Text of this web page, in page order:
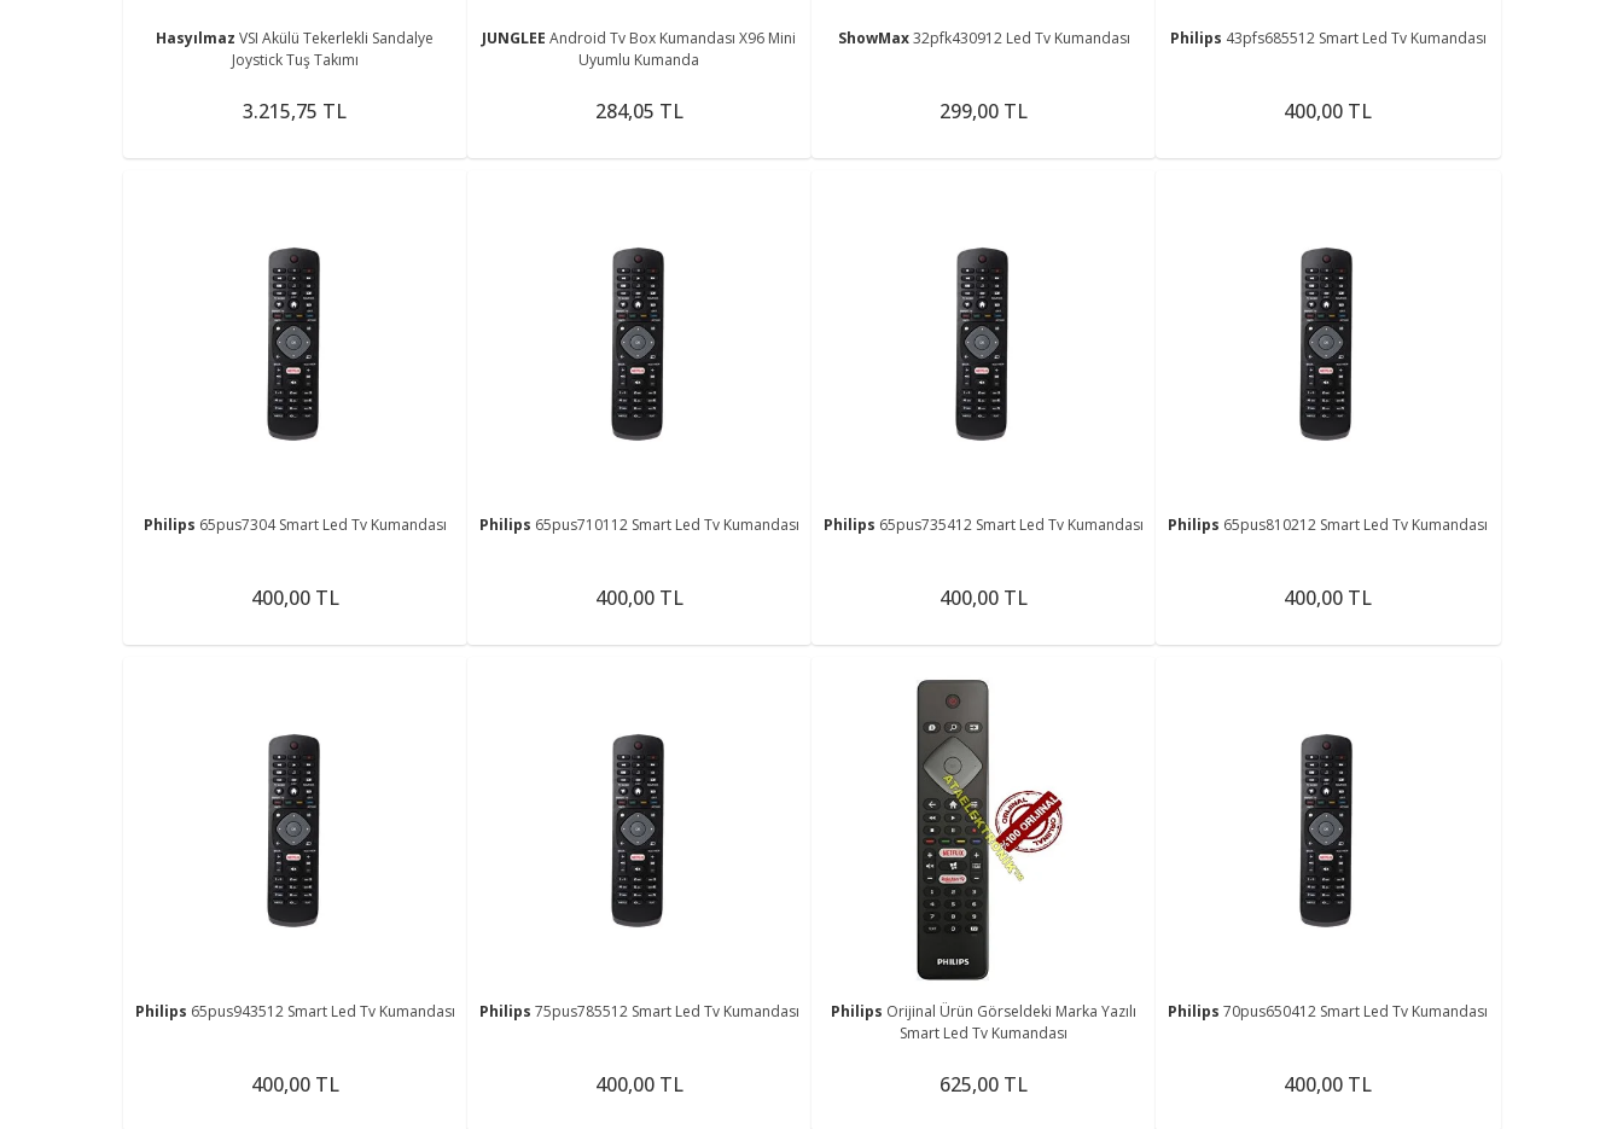
HasyılmazVSI Akülü Tekerlekli Sandalye
Joystick Tuş Takımı
3.215,75 TL
JUNGLEEAndroid Tv Box Kumandası X96 Mini
Uyumlu Kumanda
284,05 TL
ShowMax32pfk430912 Led Tv Kumandası
299,00 TL
Philips 43pfs685512 Smart Led Tv Kumandası
400,00 TL
Philips 65pus7304 Smart Led Tv Kumandası
400,00 TL
Philips 65pus710112 Smart Led Tv Kumandası
400,00 TL
Philips 65pus735412 Smart Led Tv Kumandası
400,00 TL
Philips 65pus810212 Smart Led Tv Kumandası
400,00 TL
Philips 65pus943512 Smart Led Tv Kumandası
400,00 TL
Philips 75pus785512 Smart Led Tv Kumandası
400,00 TL
Philips Orijinal Ürün Görseldeki Marka Yazılı
Smart Led Tv Kumandası
625,00 TL
Philips70pus650412 Smart Led Tv Kumandası
400,00 TL